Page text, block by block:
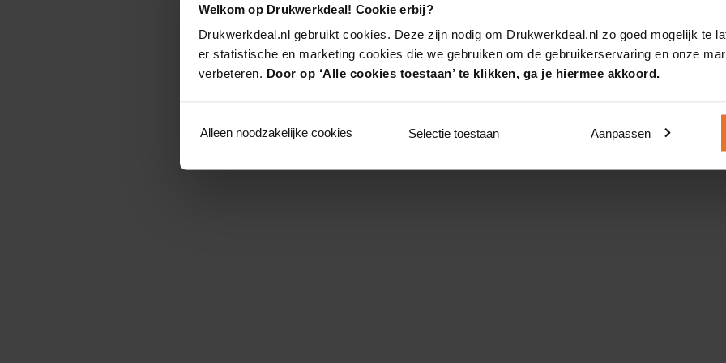
Welkom op Drukwerkdeal! Cookie erbij?
Drukwerkdeal.nl gebruikt cookies. Deze zijn nodig om Drukwerkdeal.nl zo goed mogelijk te
er statistische en marketing cookies die we gebruiken om de gebruikerservaring en onze
verbeteren. Door op ‘Alle cookies toestaan’ te klikken, ga je hiermee akkoord.
Alleen noodzakelijke cookies Selectie toestaan Aanpassen